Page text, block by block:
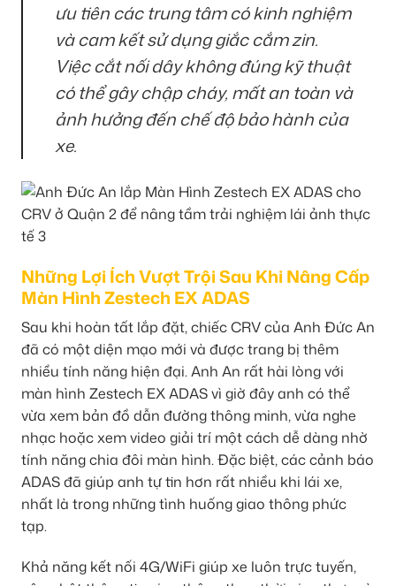
ưu tiên các trung tâm có kinh nghiệm
và cam kết sử dụng giắc cắm zin.
Việc cắt nối dây không đúng kỹ thuật
có thể gây chập cháy, mất an toàn và
ảnh hưởng đến chế độ bảo hành của
xe.
Những Lợi Ích Vượt Trội Sau Khi Nâng Cấp
Màn Hình Zestech EX ADAS
Sau khi hoàn tất lắp đặt, chiếc CRV của Anh Đức An
đã có một diện mạo mới và được trang bị thêm
nhiều tính năng hiện đại. Anh An rất hài lòng với
màn hình Zestech EX ADAS vì giờ đây anh có thể
vừa xem bản đồ dẫn đường thông minh, vừa nghe
nhạc hoặc xem video giải trí một cách dễ dàng nhờ
tính năng chia đôi màn hình. Đặc biệt, các cảnh báo
ADAS đã giúp anh tự tin hơn rất nhiều khi lái xe,
nhất là trong những tình huống giao thông phức
tạp.
Khả năng kết nối 4G/WiFi giúp xe luôn trực tuyến,